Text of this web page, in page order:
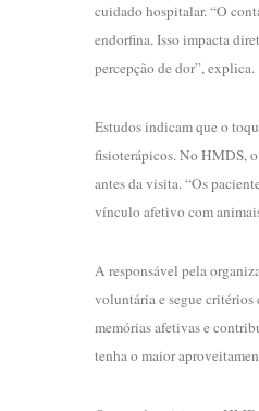
cuidado hospitalar. “O
endorfina. Isso impacta
percepção de dor”, explica.
Estudos indicam que o
fisioterápicos. No HMDS,
antes da visita. “Os
vínculo afetivo com
A responsável pela
voluntária e segue
memórias afetivas e
tenha o maior